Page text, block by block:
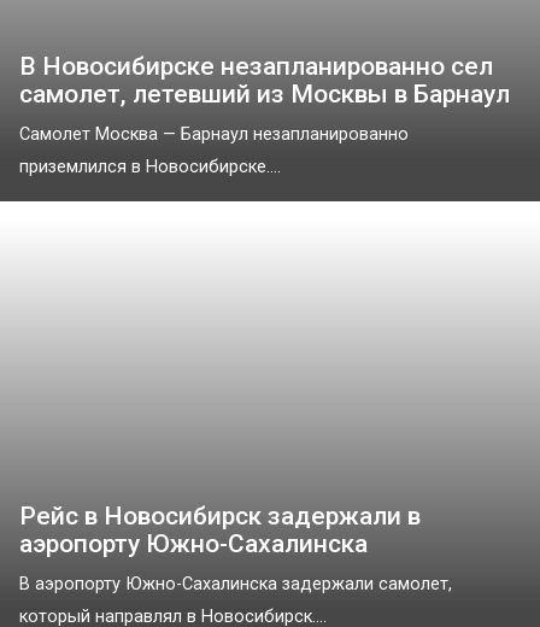
В Новосибирске незапланированно сел
самолет, летевший из Москвы в Барнаул
Самолет Москва — Барнаул незапланированно
приземлился в Новосибирске....
Рейс в Новосибирск задержали в
аэропорту Южно-Сахалинска
В аэропорту Южно-Сахалинска задержали самолет,
который направлял в Новосибирск....